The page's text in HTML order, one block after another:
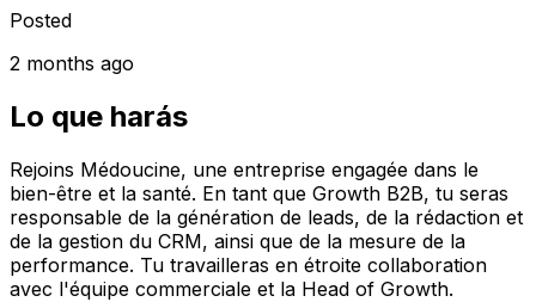
Posted
2 months ago
Lo que harás
Rejoins Médoucine, une entreprise engagée dans le
bien-être et la santé. En tant que Growth B2B, tu seras
responsable de la génération de leads, de la rédaction et
de la gestion du CRM, ainsi que de la mesure de la
performance. Tu travailleras en étroite collaboration
avec l'équipe commerciale et la Head of Growth.